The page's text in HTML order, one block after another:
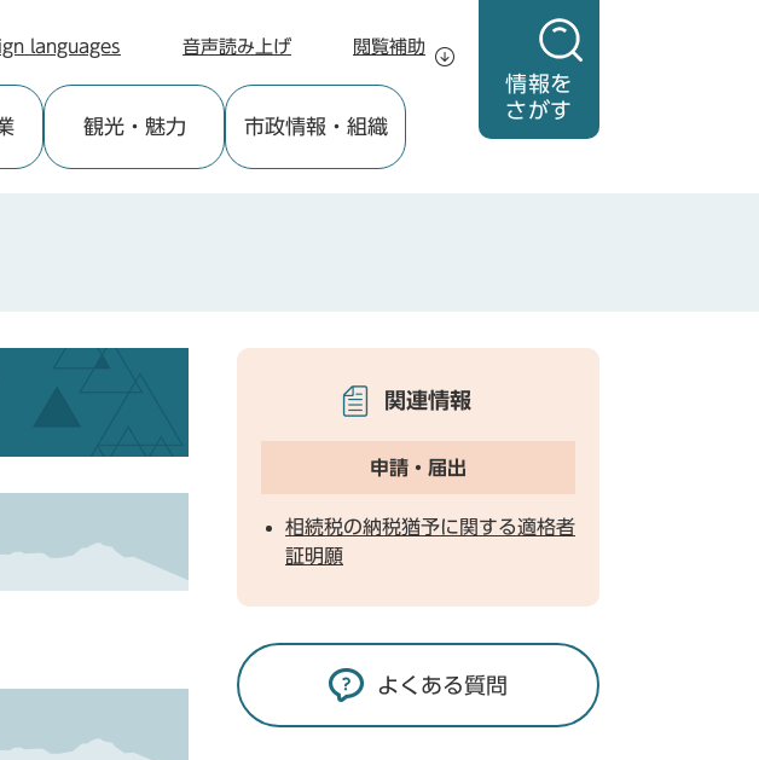
情報を
さがす
languages 音声読み上げ 閲覧補助
観光・魅力 市政情報 ・組織
関連情報
申請・届出
相続税の納税猶予に関する適格者
証明願
よくある質問